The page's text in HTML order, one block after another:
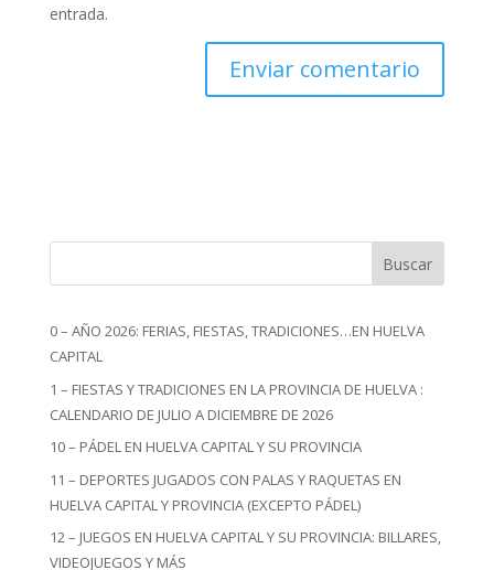
entrada.
Buscar
0 – AÑO 2026: FERIAS, FIESTAS, TRADICIONES…EN HUELVA
CAPITAL
1 – FIESTAS Y TRADICIONES EN LA PROVINCIA DE HUELVA :
CALENDARIO DE JULIO A DICIEMBRE DE 2026
10 – PÁDEL EN HUELVA CAPITAL Y SU PROVINCIA
11 – DEPORTES JUGADOS CON PALAS Y RAQUETAS EN
HUELVA CAPITAL Y PROVINCIA (EXCEPTO PÁDEL)
12 – JUEGOS EN HUELVA CAPITAL Y SU PROVINCIA: BILLARES,
VIDEOJUEGOS Y MÁS